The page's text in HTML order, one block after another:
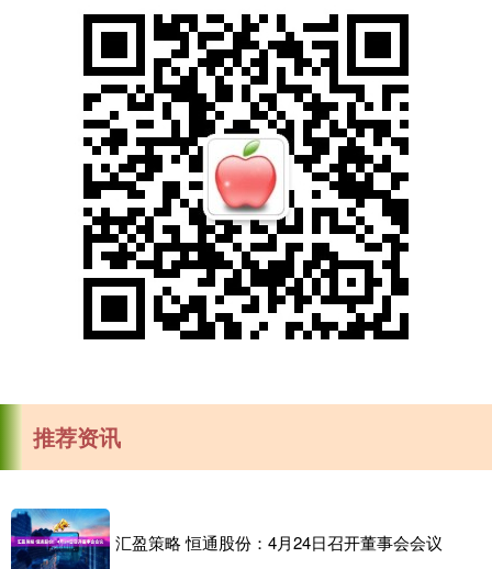
推荐资讯
汇盈策略 恒通股份：4月24日召开董事会会议